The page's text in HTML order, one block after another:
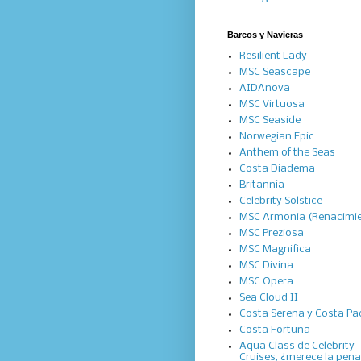
Barcos y Navieras
Resilient Lady
MSC Seascape
AIDAnova
MSC Virtuosa
MSC Seaside
Norwegian Epic
Anthem of the Seas
Costa Diadema
Britannia
Celebrity Solstice
MSC Armonia
MSC Preziosa
MSC Magnifica
MSC Divina
MSC Opera
Sea Cloud II
Costa Serena y Costa
Costa Fortuna
Aqua Class de Celebrity
Cruises, ¿merece la